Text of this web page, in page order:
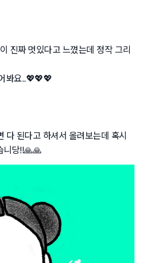
진짜 멋있다고 느꼈는데 정작 그리
봐요..💖💖💖
다 된다고 하셔서 올려보는데 혹시
니당!!🙏🙏